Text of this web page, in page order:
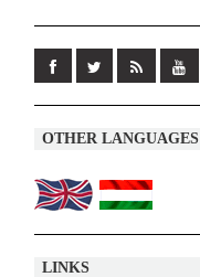
OTHER LANGUAGES
LINKS